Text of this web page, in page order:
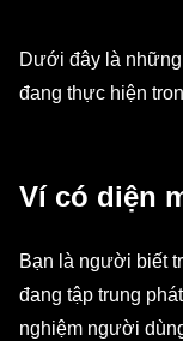
Dưới đây là
đang thực hiện
Ví có diện
Bạn là người biết
đang tập trung
nghiệm người